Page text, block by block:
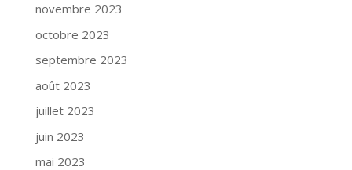
novembre 2023
octobre 2023
septembre 2023
août 2023
juillet 2023
juin 2023
mai 2023